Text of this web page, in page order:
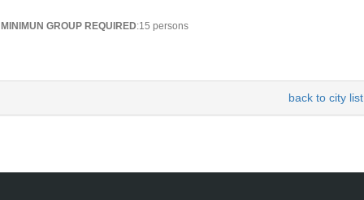
MINIMUN GROUP REQUIRED:15 persons
back to city list